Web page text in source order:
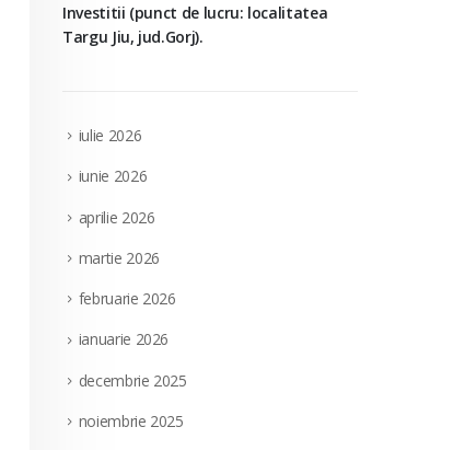
Investitii (punct de lucru: localitatea
Targu Jiu, jud.Gorj).
iulie 2026
iunie 2026
aprilie 2026
martie 2026
februarie 2026
ianuarie 2026
decembrie 2025
noiembrie 2025